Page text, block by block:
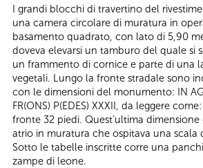
I grandi blocchi di travertino del
una camera circolare di muratura in
basamento quadrato, con lato di 5,90
doveva elevarsi un tamburo del quale si
un frammento di cornice e parte di una
vegetali. Lungo la fronte stradale sono
con le dimensioni del monumento: IN
FR(ONS) P(EDES) XXXII, da leggere
fronte 32 piedi. Quest’ultima
atrio in muratura che ospitava una scala
Sotto le tabelle inscritte corre una
zampe di leone.